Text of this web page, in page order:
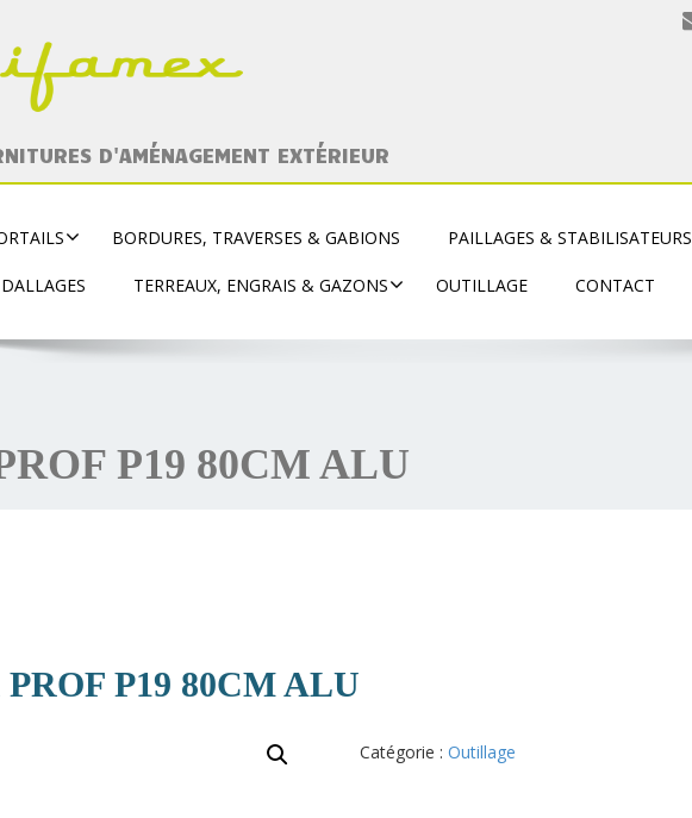
D'AMÉNAGEMENT EXTÉRIEUR
BORDURES, TRAVERSES & GABIONS PAILLAGES & STABILISATEURS
TERREAUX, ENGRAIS & GAZONS OUTILLAGE CONTACT
P19 80CM ALU
P19 80CM ALU
Catégorie : Outillage